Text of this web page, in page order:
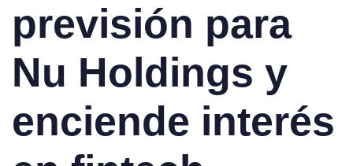
previsión para
Nu Holdings y
enciende interés